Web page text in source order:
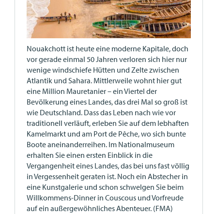
Nouakchott ist heute eine moderne Kapitale, doch
vor gerade einmal 50 Jahren verloren sich hier nur
wenige windschiefe Hütten und Zelte zwischen
Atlantik und Sahara. Mittlerweile wohnt hier gut
eine Million Mauretanier – ein Viertel der
Bevölkerung eines Landes, das drei Mal so groß ist
wie Deutschland. Dass das Leben nach wie vor
traditionell verläuft, erleben Sie auf dem lebhaften
Kamelmarkt und am Port de Pêche, wo sich bunte
Boote aneinanderreihen. Im Nationalmuseum
erhalten Sie einen ersten Einblick in die
Vergangenheit eines Landes, das bei uns fast völlig
in Vergessenheit geraten ist. Noch ein Abstecher in
eine Kunstgalerie und schon schwelgen Sie beim
Willkommens-Dinner in Couscous und Vorfreude
auf ein außergewöhnliches Abenteuer. (FMA)